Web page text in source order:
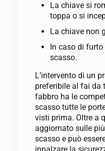
La chiave si
toppa o si
La chiave non
In caso di furto
scasso.
L’intervento di un
preferibile al fai da
fabbro ha le
scasso tutte le
visti prima. Oltre a
aggiornato sulle
scasso e può